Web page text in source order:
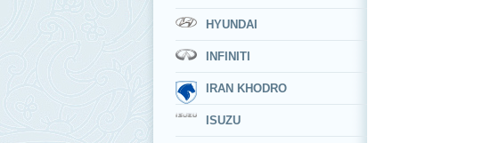
HYUNDAI
INFINITI
IRAN KHODRO
ISUZU